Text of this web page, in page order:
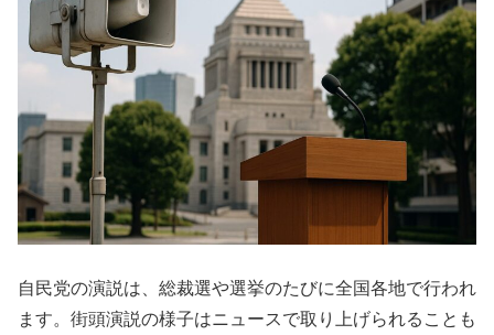
自民党の演説は、総裁選や選挙のたびに全国各地で行われ
ます。街頭演説の様子はニュースで取り上げられることも